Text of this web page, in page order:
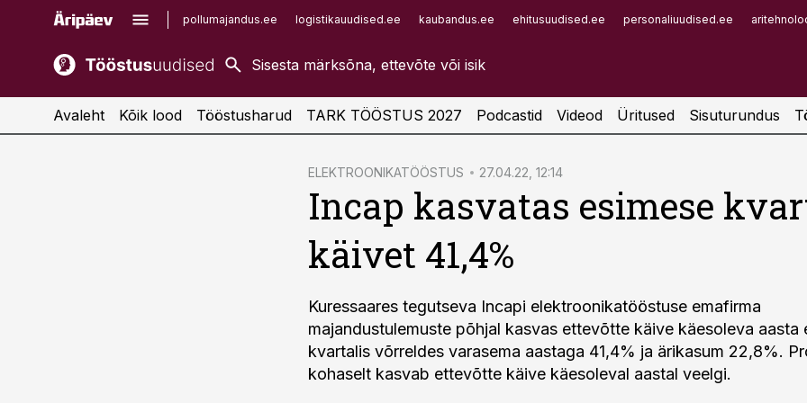
pollumajandus.ee logistikauudised.ee kaubandus.ee ehitusuudised.ee personaliuudised.ee
kaubandus.ee
kinnisvarauudised.ee
imelineajalugu.ee
Infopank
Avaleht Kõik lood Tööstusharud TARK TÖÖSTUS 2027 Podcastid Videod Üritused Sisuturundus
ELEKTROONIKATÖÖSTUS 27.04.22, 12:14
Incap kasvatas esimese
käivet 41,4%
Kuressaares tegutseva Incapi elektroonikatööstuse emafirma
majandustulemuste põhjal kasvas ettevõtte käive käesoleva aasta
kvartalis võrreldes varasema aastaga 41,4% ja ärikasum 22,8%.
kohaselt kasvab ettevõtte käive käesoleval aastal veelgi.